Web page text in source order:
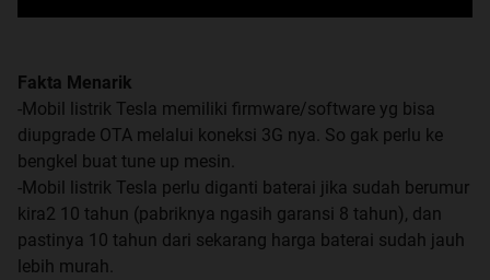
Fakta Menarik
-Mobil listrik Tesla memiliki firmware/software yg bisa
diupgrade OTA melalui koneksi 3G nya. So gak perlu ke
bengkel buat tune up mesin.
-Mobil listrik Tesla perlu diganti baterai jika sudah berumur
kira2 10 tahun (pabriknya ngasih garansi 8 tahun), dan
pastinya 10 tahun dari sekarang harga baterai sudah jauh
lebih murah.